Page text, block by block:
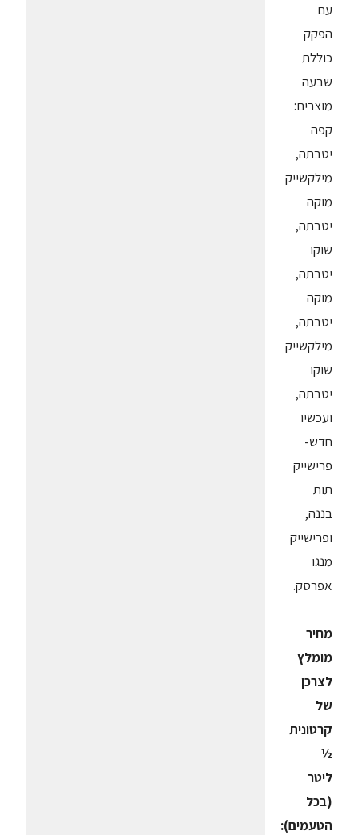
עם
הפקק
כוללת
שבעה
מוצרים:
קפה
יטבתה,
מילקשייק
מוקה
יטבתה,
שוקו
יטבתה,
מוקה
יטבתה,
מילקשייק
שוקו
יטבתה,
ועכשיו
חדש-
פרישייק
תות
בננה,
ופרישייק
מנגו
אפרסק.
מחיר
מומלץ
לצרכן
של
קרטונית
½
ליטר
(בכל
הטעמים):